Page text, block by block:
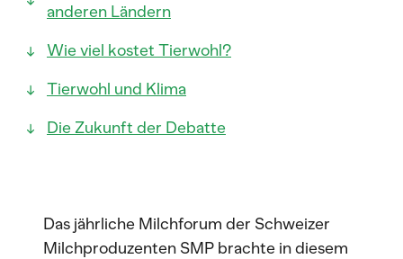
anderen Ländern
Wie viel kostet Tierwohl?
Tierwohl und Klima
Die Zukunft der Debatte
Das jährliche Milchforum der Schweizer
Milchproduzenten SMP brachte in diesem